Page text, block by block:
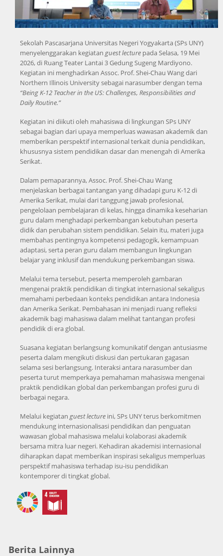
Sekolah Pascasarjana Universitas Negeri Yogyakarta (SPs UNY)
menyelenggarakan kegiatan guest lecture pada Selasa, 19 Mei
2026, di Ruang Teater Lantai 3 Gedung Sugeng Mardiyono.
Kegiatan ini menghadirkan Assoc. Prof. Shei-Chau Wang dari
Northern Illinois University sebagai narasumber dengan tema
“Being K-12 Teacher in the US: Challenges, Responsibilities and
Daily Routine.”
Kegiatan ini diikuti oleh mahasiswa di lingkungan SPs UNY
sebagai bagian dari upaya memperluas wawasan akademik dan
memberikan perspektif internasional terkait dunia pendidikan,
khususnya sistem pendidikan dasar dan menengah di Amerika
Serikat.
Dalam pemaparannya, Assoc. Prof. Shei-Chau Wang
menjelaskan berbagai tantangan yang dihadapi guru K-12 di
Amerika Serikat, mulai dari tanggung jawab profesional,
pengelolaan pembelajaran di kelas, hingga dinamika keseharian
guru dalam menghadapi perkembangan kebutuhan peserta
didik dan perubahan sistem pendidikan. Selain itu, materi juga
membahas pentingnya kompetensi pedagogik, kemampuan
adaptasi, serta peran guru dalam membangun lingkungan
belajar yang inklusif dan mendukung perkembangan siswa.
Melalui tema tersebut, peserta memperoleh gambaran
mengenai praktik pendidikan di tingkat internasional sekaligus
memahami perbedaan konteks pendidikan antara Indonesia
dan Amerika Serikat. Pembahasan ini menjadi ruang refleksi
akademik bagi mahasiswa dalam melihat tantangan profesi
pendidik di era global.
Suasana kegiatan berlangsung komunikatif dengan antusiasme
peserta dalam mengikuti diskusi dan pertukaran gagasan
selama sesi berlangsung. Interaksi antara narasumber dan
peserta turut memperkaya pemahaman mahasiswa mengenai
praktik pendidikan global dan perkembangan profesi guru di
berbagai negara.
Melalui kegiatan guest lecture ini, SPs UNY terus berkomitmen
mendukung internasionalisasi pendidikan dan penguatan
wawasan global mahasiswa melalui kolaborasi akademik
bersama mitra luar negeri. Kehadiran akademisi internasional
diharapkan dapat memberikan inspirasi sekaligus memperluas
perspektif mahasiswa terhadap isu-isu pendidikan
kontemporer di tingkat global.
Berita Lainnya